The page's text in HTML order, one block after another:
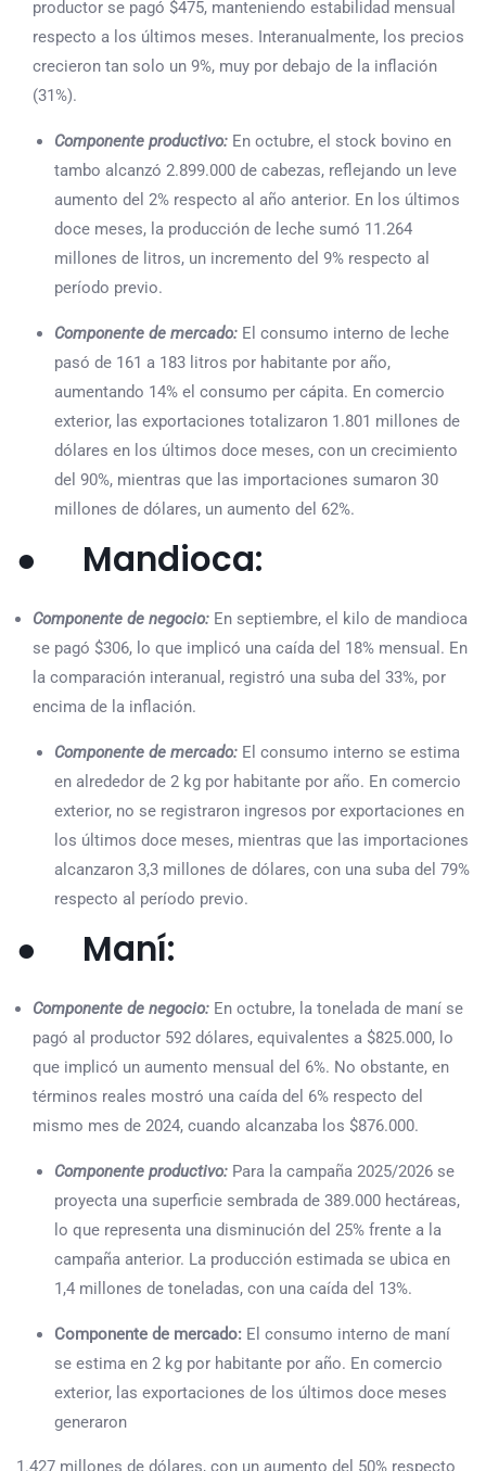
productor se pagó $475, manteniendo estabilidad mensual
respecto a los últimos meses. Interanualmente, los precios
crecieron tan solo un 9%, muy por debajo de la inflación
(31%).
Componente productivo: En octubre, el stock bovino en
tambo alcanzó 2.899.000 de cabezas, reflejando un leve
aumento del 2% respecto al año anterior. En los últimos
doce meses, la producción de leche sumó 11.264
millones de litros, un incremento del 9% respecto al
período previo.
Componente de mercado: El consumo interno de leche
pasó de 161 a 183 litros por habitante por año,
aumentando 14% el consumo per cápita. En comercio
exterior, las exportaciones totalizaron 1.801 millones de
dólares en los últimos doce meses, con un crecimiento
del 90%, mientras que las importaciones sumaron 30
millones de dólares, un aumento del 62%.
● Mandioca:
Componente de negocio: En septiembre, el kilo de mandioca
se pagó $306, lo que implicó una caída del 18% mensual. En
la comparación interanual, registró una suba del 33%, por
encima de la inflación.
Componente de mercado: El consumo interno se estima
en alrededor de 2 kg por habitante por año. En comercio
exterior, no se registraron ingresos por exportaciones en
los últimos doce meses, mientras que las importaciones
alcanzaron 3,3 millones de dólares, con una suba del 79%
respecto al período previo.
● Maní:
Componente de negocio: En octubre, la tonelada de maní se
pagó al productor 592 dólares, equivalentes a $825.000, lo
que implicó un aumento mensual del 6%. No obstante, en
términos reales mostró una caída del 6% respecto del
mismo mes de 2024, cuando alcanzaba los $876.000.
Componente productivo: Para la campaña 2025/2026 se
proyecta una superficie sembrada de 389.000 hectáreas,
lo que representa una disminución del 25% frente a la
campaña anterior. La producción estimada se ubica en
1,4 millones de toneladas, con una caída del 13%.
Componente de mercado: El consumo interno de maní
se estima en 2 kg por habitante por año. En comercio
exterior, las exportaciones de los últimos doce meses
generaron
1.427 millones de dólares, con un aumento del 50% respecto